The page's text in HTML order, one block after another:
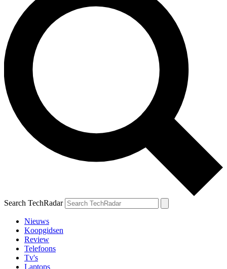
Search TechRadar
Nieuws
Koopgidsen
Review
Telefoons
Tv's
Laptops